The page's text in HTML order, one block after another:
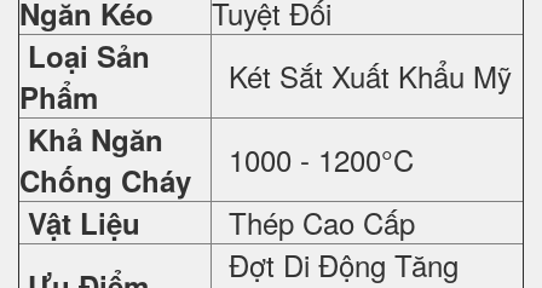
Ngăn Kéo
Tuyệt Đối
Loại Sản
Phẩm
Két Sắt Xuất Khẩu Mỹ
Khả Ngăn
Chống Cháy
1000 - 1200°C
Vật Liệu Thép Cao Cấp
Đợt Di Động Tăng